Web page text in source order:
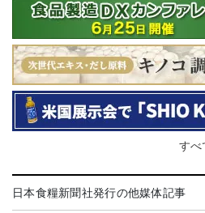
すべ
日本食糧新聞社発行の他媒体記事